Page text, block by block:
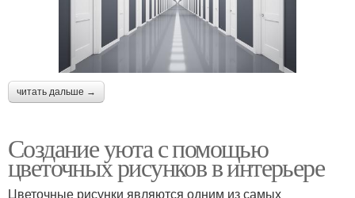
читать дальше →
Создание уюта с помощью
цветочных рисунков в интерьере
Цветочные рисунки являются одним из самых